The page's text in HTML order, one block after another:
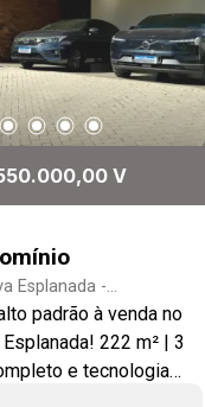
V
Esplanada -
padrão à venda no
222 m² | 3
e tecnologia